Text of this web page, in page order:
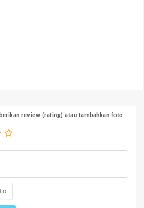
review (rating) atau tambahkan foto